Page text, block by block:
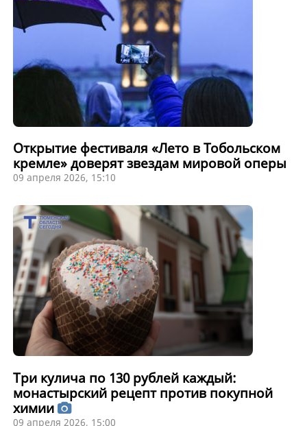
Открытие фестиваля «Лето в Тобольском
кремле» доверят звездам мировой оперы
09 апреля 2026, 15:10
Три кулича по 130 рублей каждый:
монастырский рецепт против покупной
химии
09 апреля 2026, 15:00